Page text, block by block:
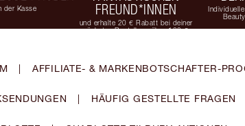
der Kasse
FREUND*INNEN
und erhalte 20 € Rabatt bei deiner
nächsten Bestellung über 100 €
| AFFILIATE- & MARKENBOTSCHAFTER-
| HÄUFIG GESTELLTE FRAGEN